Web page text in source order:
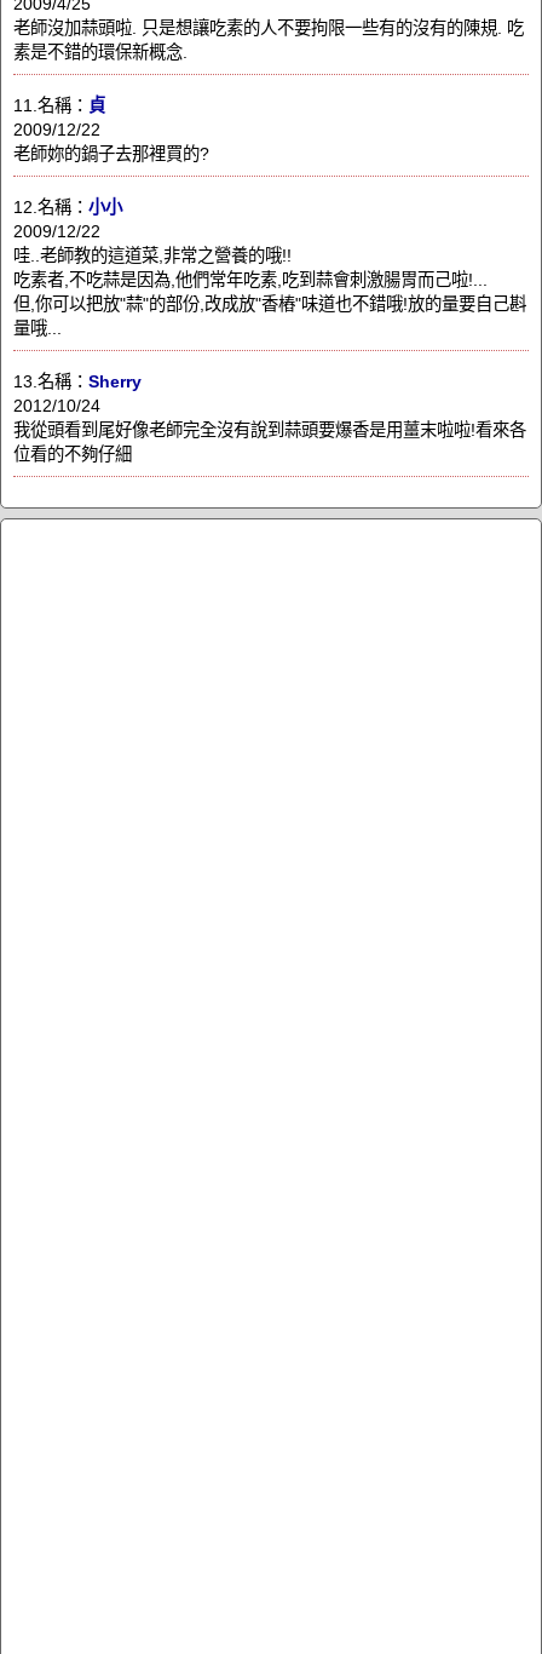
2009/4/25
老師沒加蒜頭啦. 只是想讓吃素的人不要拘限一些有的沒有的陳規. 吃
素是不錯的環保新概念.
11.名稱： 貞
2009/12/22
老師妳的鍋子去那裡買的?
12.名稱： 小小
2009/12/22
哇..老師教的這道菜,非常之營養的哦!!
吃素者,不吃蒜是因為,他們常年吃素,吃到蒜會刺激腸胃而己啦!...
但,你可以把放"蒜"的部份,改成放"香樁"味道也不錯哦!放的量要自己斟
量哦...
13.名稱： Sherry
2012/10/24
我從頭看到尾好像老師完全沒有說到蒜頭要爆香是用薑末啦啦!看來各
位看的不夠仔細